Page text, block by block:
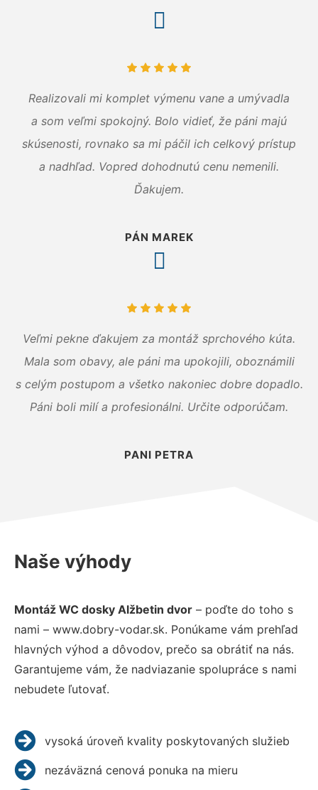
Realizovali mi komplet výmenu vane a umývadla
a som veľmi spokojný. Bolo vidieť, že páni majú
skúsenosti, rovnako sa mi páčil ich celkový prístup
a nadhľad. Vopred dohodnutú cenu nemenili.
Ďakujem.
PÁN MAREK
Veľmi pekne ďakujem za montáž sprchového kúta.
Mala som obavy, ale páni ma upokojili, oboznámili
s celým postupom a všetko nakoniec dobre dopadlo.
Páni boli milí a profesionálni. Určite odporúčam.
PANI PETRA
Naše výhody
Montáž WC dosky Alžbetin dvor – poďte do toho s
nami – www.dobry-vodar.sk. Ponúkame vám prehľad
hlavných výhod a dôvodov, prečo sa obrátiť na nás.
Garantujeme vám, že nadviazanie spolupráce s nami
nebudete ľutovať.
vysoká úroveň kvality poskytovaných služieb
nezáväzná cenová ponuka na mieru